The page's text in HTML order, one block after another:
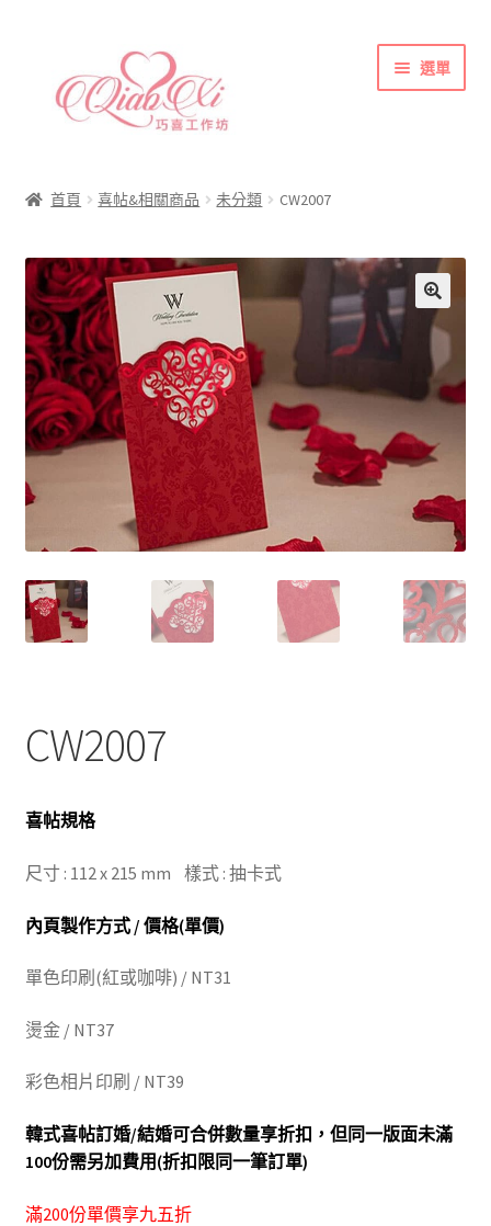
容
選單
喜帖&相關商品
彩色(相片)印刷注意事項
索取喜帖樣本須知
訂購須知
聯絡方式
首頁 喜帖&相關商品 未分類 CW2007
CW2007
喜帖規格
尺寸 : 112 x 215 mm 樣式 : 抽卡式
內頁製作方式 / 價格(單價)
單色印刷(紅或咖啡) / NT31
燙金 / NT37
彩色相片印刷 / NT39
韓式喜帖訂婚/結婚可合併數量享折扣，但同一版面未滿
100份需另加費用(折扣限同一筆訂單)
滿200份單價享九五折